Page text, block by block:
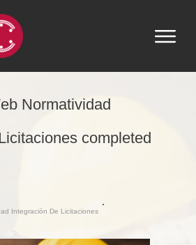
Normatividad
completed
Integración De Licitaciones